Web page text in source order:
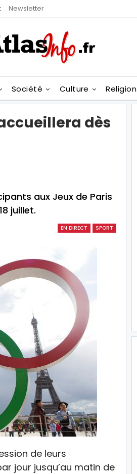
Newsletter
Société Culture Religion
dès
aux Jeux de Paris
juillet.
EN DIRECT SPORT
de leurs
jour jusqu’au matin de